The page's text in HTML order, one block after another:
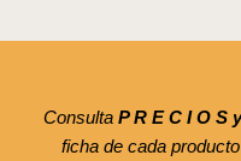
Consulta P R E C I O S
ficha de cada